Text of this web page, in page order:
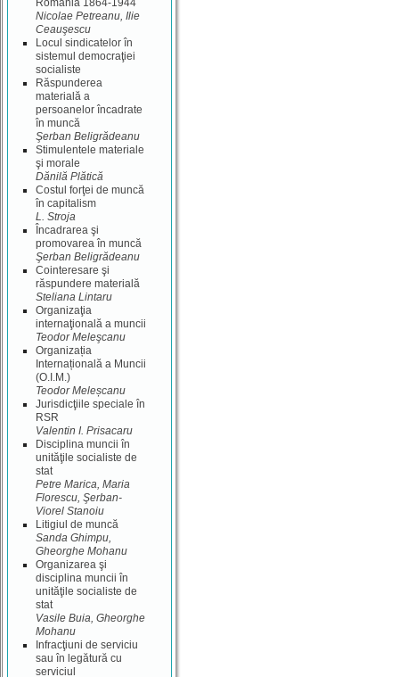
România 1864-1944
Nicolae Petreanu, Ilie
Ceauşescu
Locul sindicatelor în
sistemul democraţiei
socialiste
Răspunderea
materială a
persoanelor încadrate
în muncă
Şerban Beligrădeanu
Stimulentele materiale
şi morale
Dănilă Plătică
Costul forţei de muncă
în capitalism
L. Stroja
Încadrarea şi
promovarea în muncă
Şerban Beligrădeanu
Cointeresare şi
răspundere materială
Steliana Lintaru
Organizaţia
internaţională a muncii
Teodor Meleşcanu
Organizația
Internațională a Muncii
(O.I.M.)
Teodor Meleșcanu
Jurisdicţiile speciale în
RSR
Valentin I. Prisacaru
Disciplina muncii în
unităţile socialiste de
stat
Petre Marica, Maria
Florescu, Şerban-
Viorel Stanoiu
Litigiul de muncă
Sanda Ghimpu,
Gheorghe Mohanu
Organizarea şi
disciplina muncii în
unităţile socialiste de
stat
Vasile Buia, Gheorghe
Mohanu
Infracţiuni de serviciu
sau în legătură cu
serviciul